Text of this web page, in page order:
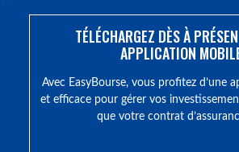
TÉLÉCHARGEZ DÈS À
APPLICATION
Avec EasyBourse, vous profitez d’une
et efficace pour gérer vos
que votre contrat